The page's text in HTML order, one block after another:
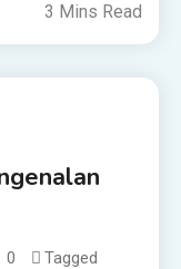
3 Mins Read
0 Tagged